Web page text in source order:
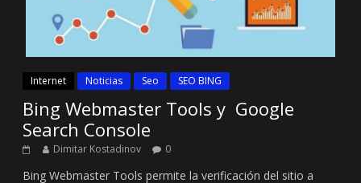
Internet Noticias Seo SEO BING
Bing Webmaster Tools y Google
Search Console
Dimitar Kostadinov 0
Bing Webmaster Tools permite la verificación del sitio a